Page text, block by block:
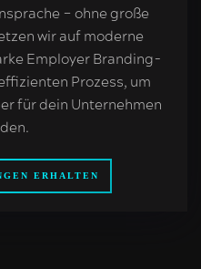
– ohne große
wir auf moderne
Employer Branding-
Prozess, um
für dein Unternehmen
ERHALTEN